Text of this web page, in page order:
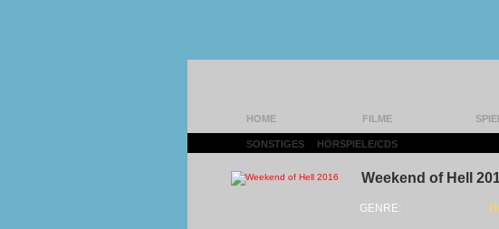
HOME FILME
SONSTIGES HÖRSPIELE/CDS
Weekend of Hell
GENRE: